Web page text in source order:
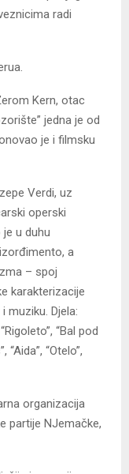
radi
Kern, otac
jedna je od
je i filmsku
Verdi, uz
operski
u duhu
a
– spoj
karakterizacije
muziku. Djela:
“Bal pod
“Otelo”,
organizacija
partije NJemačke,